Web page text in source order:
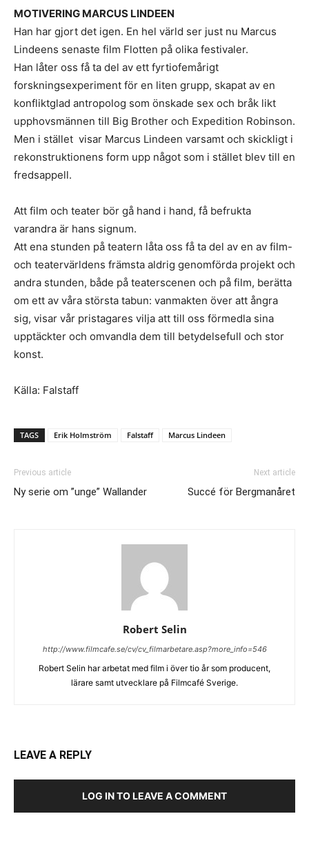
MOTIVERING MARCUS LINDEEN
Han har gjort det igen. En hel värld ser just nu Marcus
Lindeens senaste film Flotten på olika festivaler.
Han låter oss få ta del av ett fyrtiofemårigt
forskningsexperiment för en liten grupp, skapat av en
konfliktglad antropolog som önskade sex och bråk likt
upphovsmännen till Big Brother och Expedition Robinson.
Men i stället visar Marcus Lindeen varsamt och skickligt i
rekonstruktionens form upp något som i stället blev till en
fredsappell.
Att film och teater bör gå hand i hand, få befrukta
varandra är hans signum.
Att ena stunden på teatern låta oss få ta del av en av film-
och teatervärldens främsta aldrig genomförda projekt och
andra stunden, både på teaterscenen och på film, berätta
om ett av våra största tabun: vanmakten över att ångra
sig, visar vår pristagares vilja att till oss förmedla sina
upptäckter och omvandla dem till betydelsefull och stor
konst.
Källa: Falstaff
TAGS Erik Holmström Falstaff Marcus Lindeen
Previous article
Ny serie om ”unge” Wallander
Next article
Succé för Bergmanåret
Robert Selin
http://www.filmcafe.se/cv/cv_filmarbetare.asp?more_info=546
Robert Selin har arbetat med film i över tio år som producent,
lärare samt utvecklare på Filmcafé Sverige.
LEAVE A REPLY
LOG IN TO LEAVE A COMMENT